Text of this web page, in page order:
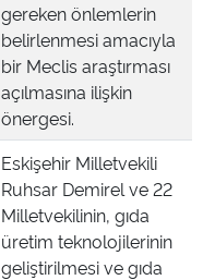
gereken önlemlerin
belirlenmesi amacıyla
bir Meclis araştırması
açılmasına ilişkin
önergesi.
Eskişehir Milletvekili
Ruhsar Demirel ve 22
Milletvekilinin, gıda
üretim teknolojilerinin
geliştirilmesi ve gıda